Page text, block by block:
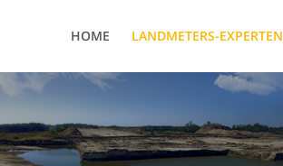
HOME LANDMETERS-EXPERTEN